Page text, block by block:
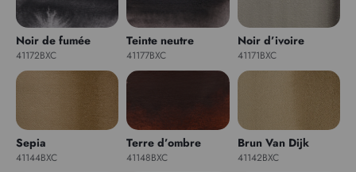
Noir de fumée
41172BXC
Teinte neutre
41177BXC
Noir d’ivoire
41171BXC
Sepia
41144BXC
Terre d’ombre
41148BXC
Brun Van Dijk
41142BXC